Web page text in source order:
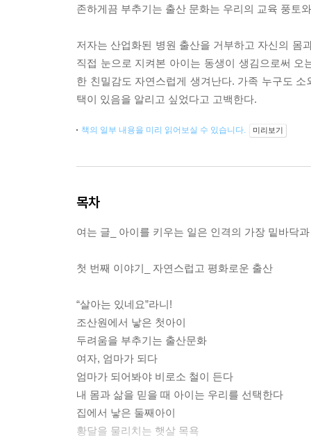
존하게끔 부추기는 출산 문화는 우리의 교육 풍토
저자는 산업화된 병원 출산을 거부하고 자신의 몸
직접 눈으로 지켜본 아이는 동생이 생김으로써
한 친밀감도 자연스럽게 생겨난다. 가족 누구도
택이 있음을 알리고 싶었다고 고백한다.
책의 일부 내용을 미리 읽어보실 수 있습니다. 미리보기
목차
여는 글_ 아이를 키우는 일은 인격의 가장 밑바닥
첫 번째 이야기_ 자연스럽고 평화로운 출산
“살아는 있네요”라니!
조산원에서 낳은 첫아이
두려움을 부추기는 출산문화
여자, 엄마가 되다
엄마가 되어봐야 비로소 철이 든다
내 몸과 삶을 믿을 때 아이는 우리를 선택한다
집에서 낳은 둘째아이
황달을 물리치는 햇살 목욕